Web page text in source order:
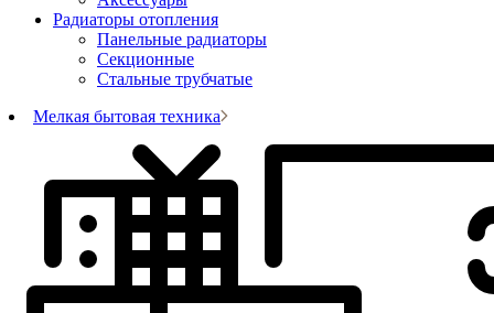
Радиаторы отопления
Панельные радиаторы
Секционные
Стальные трубчатые
Мелкая бытовая техника